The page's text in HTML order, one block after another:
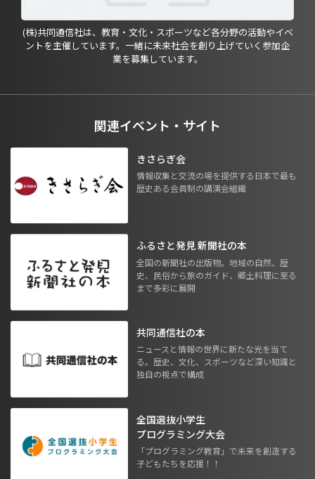
(株)共同通信社は、教育・文化・スポーツなど各分野の活動やイベ
ントを主催しています。一緒に未来社会を創り上げていく参加企
業を募集しています。
関連イベント・サイト
きさらぎ会
情報収集と交流の場を提供する日本で最も
歴史ある会員制の講演会組織
ふるさと発見 新聞社の本
全国の新聞社の出版物。地域の自然、歴
史、民俗から旅のガイド、郷土料理に至る
まで多彩に展開
共同通信社の本
ニュースと情報の世界に新たな光を当て
る。歴史、文化、スポーツなど深い知識と
独自の視点で構成
全国選抜小学生
プログラミング大会
「プログラミング教育」で未来を創造する
子どもたちを応援！！